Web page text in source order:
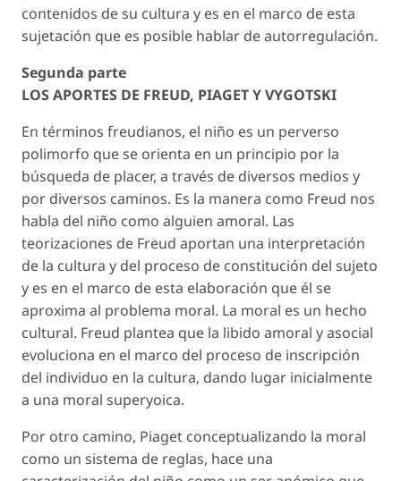
contenidos de su cultura y es en el marco de esta
sujetación que es posible hablar de autorregulación.
Segunda parte
LOS APORTES DE FREUD, PIAGET Y VYGOTSKI
En términos freudianos, el niño es un perverso
polimorfo que se orienta en un principio por la
búsqueda de placer, a través de diversos medios y
por diversos caminos. Es la manera como Freud nos
habla del niño como alguien amoral. Las
teorizaciones de Freud aportan una interpretación
de la cultura y del proceso de constitución del sujeto
y es en el marco de esta elaboración que él se
aproxima al problema moral. La moral es un hecho
cultural. Freud plantea que la libido amoral y asocial
evoluciona en el marco del proceso de inscripción
del individuo en la cultura, dando lugar inicialmente
a una moral superyoica.
Por otro camino, Piaget conceptualizando la moral
como un sistema de reglas, hace una